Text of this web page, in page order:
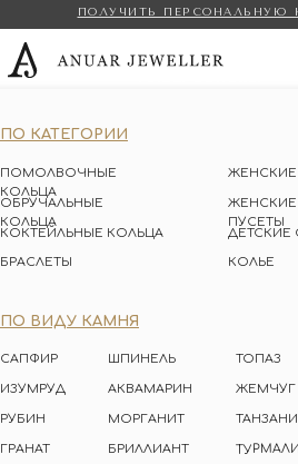
ПОЛУЧИТЬ ПЕРСОНАЛЬНУЮ
ПО КАТЕГОРИИ
ПОМОЛВОЧНЫЕ
КОЛЬЦА
ОБРУЧАЛЬНЫЕ
КОЛЬЦА
ЖЕНСКИЕ
КОКТЕЙЛЬНЫЕ КОЛЬЦА
ЖЕНСКИЕ
ПУСЕТЫ
ДЕТСКИЕ
БРАСЛЕТЫ
КОЛЬЕ
ПО ВИДУ КАМНЯ
САПФИР
ИЗУМРУД
ШПИНЕЛЬ
РУБИН
АКВАМАРИН
МОРГАНИТ
ГРАНАТ БРИЛЛИАНТ
ТОПАЗ
ЖЕМЧУГ